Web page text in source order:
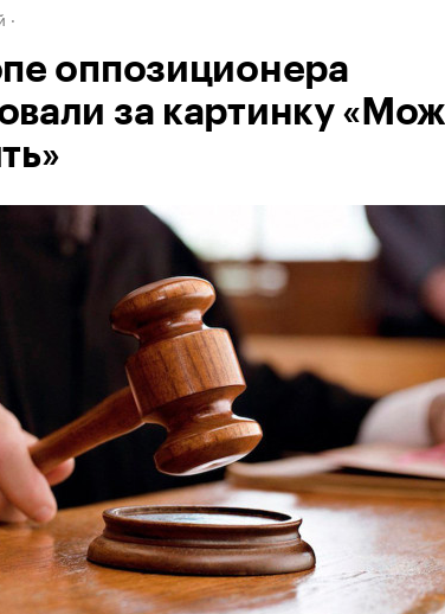
оппозиционера
за картинку